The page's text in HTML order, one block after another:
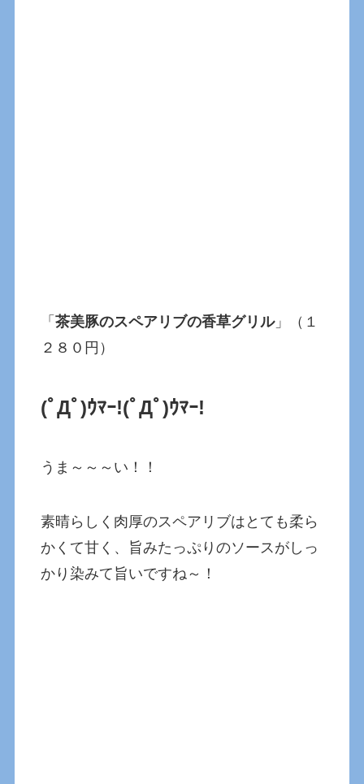
「茶美豚のスペアリブの香草グリル」（１
２８０円）
(ﾟДﾟ)ｳﾏｰ!(ﾟДﾟ)ｳﾏｰ!
うま～～～い！！
素晴らしく肉厚のスペアリブはとても柔ら
かくて甘く、旨みたっぷりのソースがしっ
かり染みて旨いですね～！